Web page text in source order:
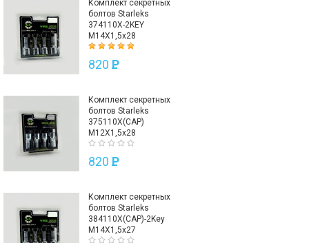
Комплект секретных
болтов Starleks
374110X-2KEY
M14X1,5х28
820 P
Комплект секретных
болтов Starleks
375110X(CAP)
M12X1,5х28
820 P
Комплект секретных
болтов Starleks
384110X(CAP)-2Key
M14X1,5х27